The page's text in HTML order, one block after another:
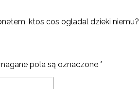
ktos cos ogladal dzieki niemu?
pola są oznaczone *